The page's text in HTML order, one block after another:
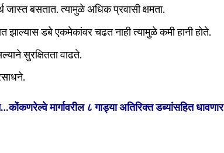
जास्त बसतात. त्यामुळे अधिक प्रवासी क्षमता.
झाल्यास डबे एकमेकांवर चढत नाही त्यामुळे कमी हानी होते.
सुरक्षितता वाढते.
मार्गावरील ८ गाड्या अतिरिक्त डब्यांसहित धावणार